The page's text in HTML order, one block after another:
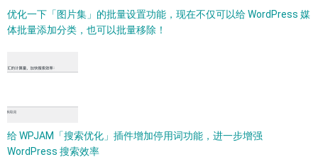
优化一下「图片集」的批量设置功能，现在不仅可以给 WordPress 媒
体批量添加分类，也可以批量移除！
给 WPJAM「搜索优化」插件增加停用词功能，进一步增强
WordPress 搜索效率